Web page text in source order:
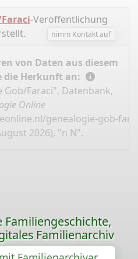
-Veröffentlichung
nimm Kontakt auf
von Daten aus diesem
die Herkunft an:
Gob/Faraci", Datenbank,
Online
genealogie-gob-
2026), "n N".
Familiengeschichte,
Familienarchiv